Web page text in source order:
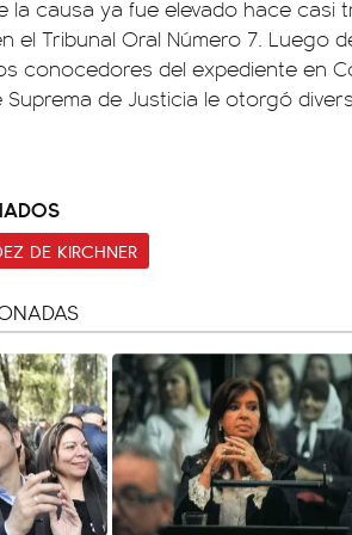
la causa ya fue elevado hace casi
el Tribunal Oral Número 7. Luego
conocedores del expediente en
de Justicia le otorgó
DE KIRCHNER